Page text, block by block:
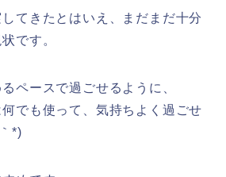
てきたとはいえ、まだまだ十分
です。
ペースで過ごせるように、
でも使って、気持ちよく過ごせ
*)